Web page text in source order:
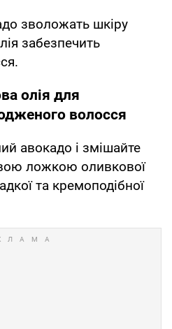
зволожать шкіру
забезпечить
олія для
волосся
авокадо і змішайте
ложкою оливкової
та кремоподібної